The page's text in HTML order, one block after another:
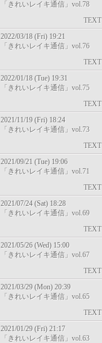
「きれいレイキ通信」vol.78
TEXT
2022/03/18 (Fri) 19:21
「きれいレイキ通信」vol.76
TEXT
2022/01/18 (Tue) 19:31
「きれいレイキ通信」vol.75
TEXT
2021/11/19 (Fri) 18:24
「きれいレイキ通信」vol.73
TEXT
2021/09/21 (Tue) 19:06
「きれいレイキ通信」vol.71
TEXT
2021/07/24 (Sat) 18:28
「きれいレイキ通信」vol.69
TEXT
2021/05/26 (Wed) 15:00
「きれいレイキ通信」vol.67
TEXT
2021/03/29 (Mon) 20:39
「きれいレイキ通信」vol.65
TEXT
2021/01/29 (Fri) 21:17
「きれいレイキ通信」vol.63